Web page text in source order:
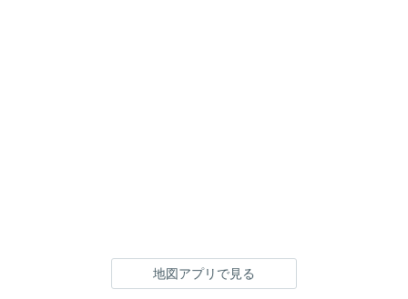
地図アプリで見る